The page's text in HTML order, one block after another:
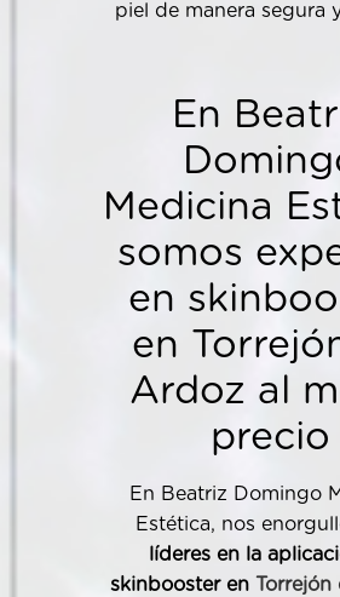
piel de manera segura
En
Medicina
somos
en
en
Ardoz al
precio
En Beatriz Domingo
Estética, nos
líderes en la
skinbooster en